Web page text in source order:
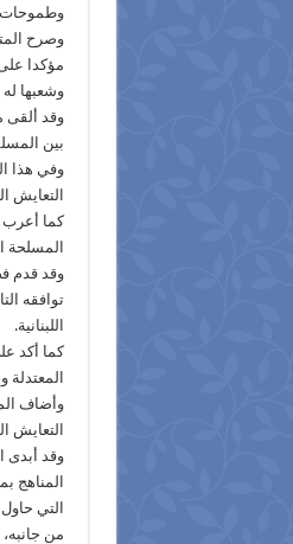
وطموحات
وصرح
مؤكدا
وشعبها
وقد ألقى
بين
وفي هذا
التعايش
كما أعرب
المسلحة
وقد قدم
توافقه
اللبنانية.
كما أكد
المعتدلة
وأضاف
التعايش
وقد أبدى
المناهج
التي
من